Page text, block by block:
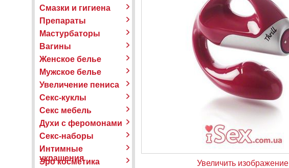
Смазки и гигиена
Препараты
Мастурбаторы
Вагины
Женское белье
Мужское белье
Увеличение пениса
Секс-куклы
Секс мебель
Духи с феромонами
Секс-наборы
Интимные
украшения
Эро косметика
Увеличить изображение